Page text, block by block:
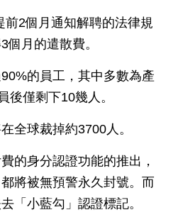
2個月通知解聘的法律規
月的遣散費。
的員工，其中多數為產
後僅剩下10幾人。
全球裁掉約3700人。
的身分認證功能的推出，
將被無預警永久封號。而
「小藍勾」認證標記。